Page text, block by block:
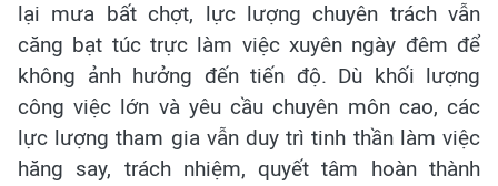
lại mưa bất chợt, lực lượng chuyên trách vẫn
căng bạt túc trực làm việc xuyên ngày đêm để
không ảnh hưởng đến tiến độ. Dù khối lượng
công việc lớn và yêu cầu chuyên môn cao, các
lực lượng tham gia vẫn duy trì tinh thần làm việc
hăng say, trách nhiệm, quyết tâm hoàn thành